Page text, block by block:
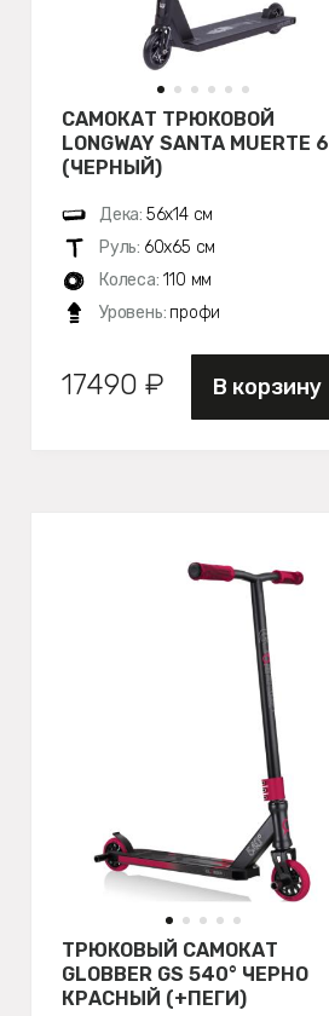
САМОКАТ ТРЮКОВОЙ
LONGWAY SANTA MUERTE 6
(ЧЕРНЫЙ)
Дека: 56х14 см
Руль: 60х65 см
Колеса: 110 мм
Уровень: профи
17490 ₽ В корзину
ТРЮКОВЫЙ САМОКАТ
GLOBBER GS 540° ЧЕРНО
КРАСНЫЙ (+ПЕГИ)